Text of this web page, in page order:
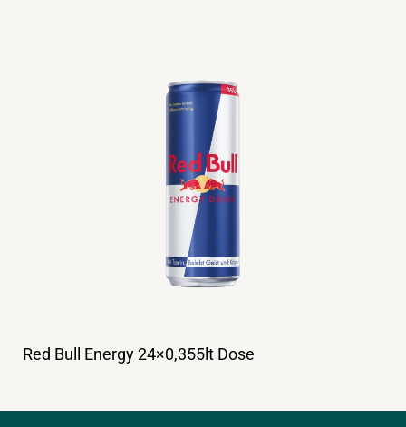
Red Bull Energy 24×0,355lt Dose